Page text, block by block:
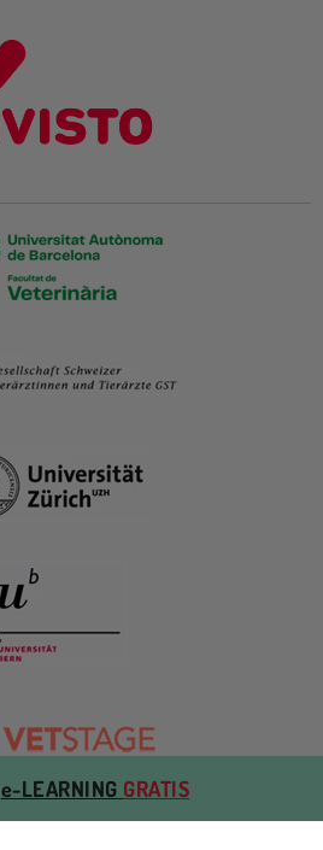
e-LEARNING GRATIS